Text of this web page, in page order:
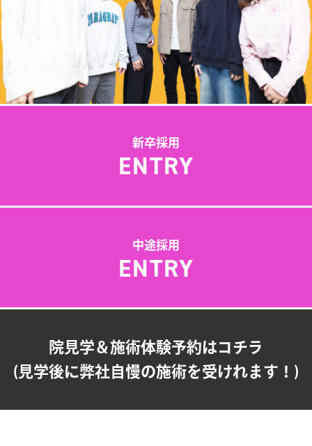
新卒採用
ENTRY
中途採用
ENTRY
院見学＆施術体験予約はコチラ
(見学後に弊社自慢の施術を受けれます！)